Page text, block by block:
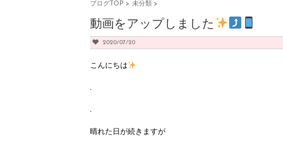
ブログTOP > 未分類 >
動画をアップしました
2020/07/20
こんにちは
.
.
晴れた日が続きますが